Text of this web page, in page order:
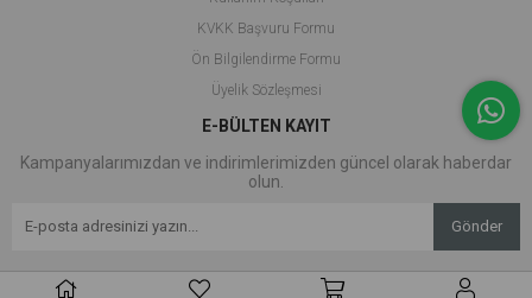
KVKK Başvuru Formu
Ön Bilgilendirme Formu
Üyelik Sözleşmesi
E-BÜLTEN KAYIT
Kampanyalarımızdan ve indirimlerimizden güncel olarak haberdar
olun.
Gönder